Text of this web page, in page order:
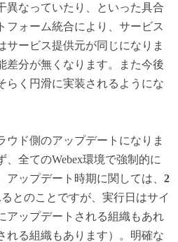
異なっていたり、といった具合
フォーム統合により、サービス
サービス提供元が同じになりま
差分が無くなります。また今後
らく円滑に実装されるようにな
ウド側のアップデートになりま
全てのWebex環境で強制的に
ップデート時期に関しては、 2
とのことですが、実行日はサイ
アップデートされる組織もあれ
れる組織もあります）。明確な